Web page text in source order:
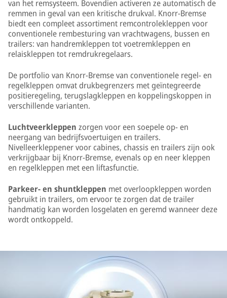
van het remsysteem. Bovendien activeren ze automatisch de
remmen in geval van een kritische drukval. Knorr-Bremse
biedt een compleet assortiment remcontrolekleppen voor
conventionele rembesturing van vrachtwagens, bussen en
trailers: van handremkleppen tot voetremkleppen en
relaiskleppen tot remdrukregelaars.
De portfolio van Knorr-Bremse van conventionele regel- en
regelkleppen omvat drukbegrenzers met geïntegreerde
positieregeling, terugslagkleppen en koppelingskoppen in
verschillende varianten.
Luchtveerkleppen zorgen voor een soepele op- en
neergang van bedrijfsvoertuigen en trailers.
Nivelleerkleppener voor cabines, chassis en trailers zijn ook
verkrijgbaar bij Knorr-Bremse, evenals op en neer kleppen
en regelkleppen met een liftasfunctie.
Parkeer- en shuntkleppen met overloopkleppen worden
gebruikt in trailers, om ervoor te zorgen dat de trailer
handmatig kan worden losgelaten en geremd wanneer deze
wordt ontkoppeld.